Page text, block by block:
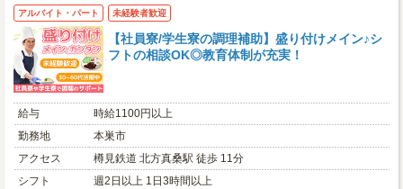
アルバイト・パート 未経験者歓迎
【社員寮/学生寮の調理補助】盛り付けメイン♪シ
フトの相談OK◎教育体制が充実！
給与
時給1100円以上
勤務地
本巣市
アクセス
樽見鉄道 北方真桑駅 徒歩 11分
シフト
週2日以上 1日3時間以上